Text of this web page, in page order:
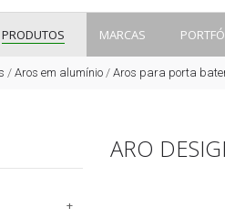
PRODUTOS MARCAS
/ Aros em alumínio / Aros para porta
ARO